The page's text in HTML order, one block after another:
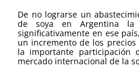
De no lograrse un
de soya en Argentina la
significativamente en ese
un incremento de los
la importante participación
mercado internacional de la